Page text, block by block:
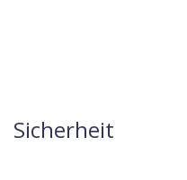
Sicherheit